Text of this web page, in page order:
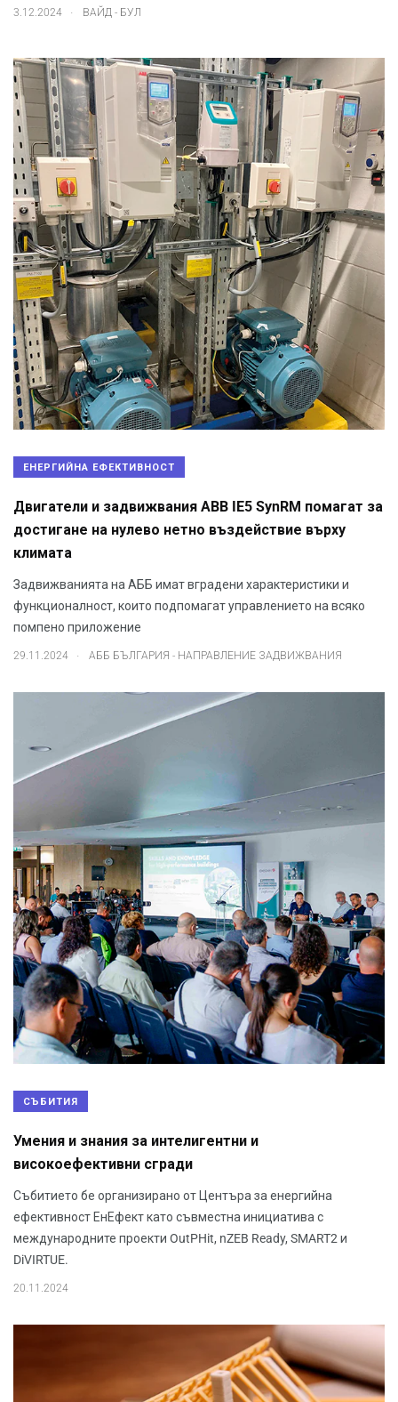
3.12.2024 . ВАЙД - БУЛ
ЕНЕРГИЙНА ЕФЕКТИВНОСТ
Двигатели и задвижвания ABB IE5 SynRM помагат за
достигане на нулево нетно въздействие върху
климата
Задвижванията на АББ имат вградени характеристики и
функционалност, които подпомагат управлението на всяко
помпено приложение
29.11.2024 . АББ БЪЛГАРИЯ - НАПРАВЛЕНИЕ ЗАДВИЖВАНИЯ
СЪБИТИЯ
Умения и знания за интелигентни и
високоефективни сгради
Събитието бе организирано от Центъра за енергийна
ефективност ЕнЕфект като съвместна инициатива с
международните проекти OutPHit, nZEB Ready, SMART2 и
DiVIRTUE.
20.11.2024